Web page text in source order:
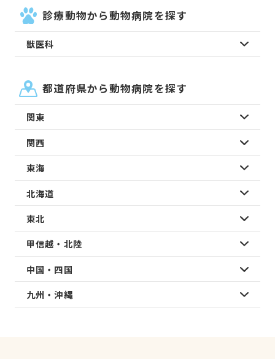
診療動物から動物病院を探す
獣医科
都道府県から動物病院を探す
関東
関西
東海
北海道
東北
甲信越・北陸
中国・四国
九州・沖縄